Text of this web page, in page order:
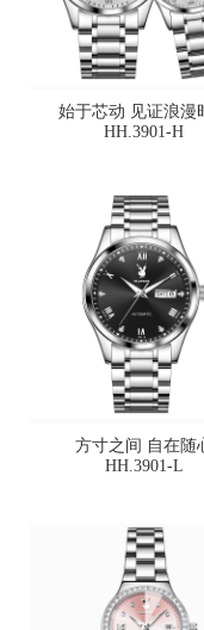
始于芯动 见证浪漫
HH.3901-H
方寸之间 自在随
HH.3901-L